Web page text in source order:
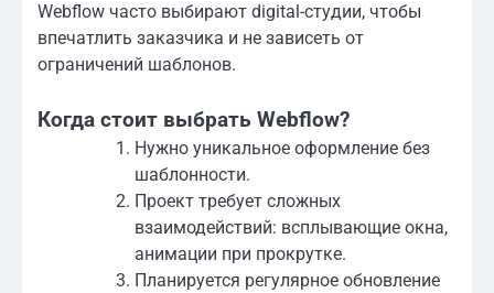
Webflow часто выбирают digital-студии, чтобы
впечатлить заказчика и не зависеть от
ограничений шаблонов.
Когда стоит выбрать Webflow?
Нужно уникальное оформление без
шаблонности.
Проект требует сложных
взаимодействий: всплывающие окна,
анимации при прокрутке.
Планируется регулярное обновление